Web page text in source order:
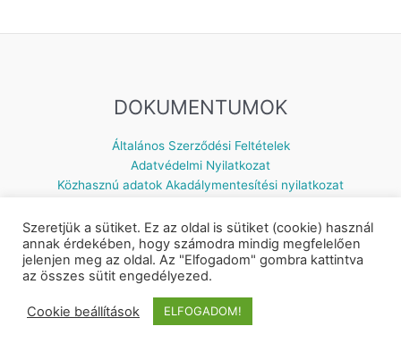
DOKUMENTUMOK
Általános Szerződési Feltételek
Adatvédelmi Nyilatkozat
Közhasznú adatok Akadálymentesítési nyilatkozat
Készítette: © 2026 Napsugár Gyermekház | Powered by
Szeretjük a sütiket. Ez az oldal is sütiket (cookie) használ
annak érdekében, hogy számodra mindig megfelelően
jelenjen meg az oldal. Az "Elfogadom" gombra kattintva
az összes sütit engedélyezed.
Cookie beállítások ELFOGADOM!